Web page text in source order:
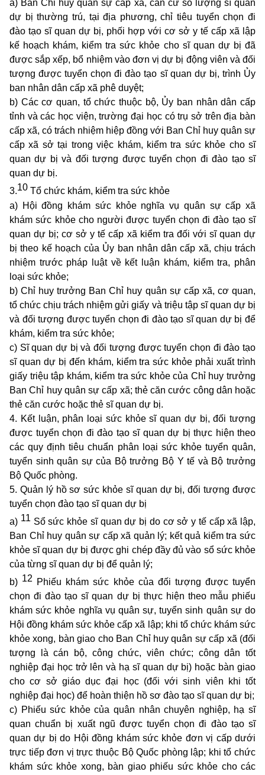
a) Ban Chỉ huy quân sự cấp xã, căn cứ số lượng sĩ quan
dự bị thường trú, tại địa phương, chỉ tiêu tuyển chọn đi
đào tạo sĩ quan dự bị, phối hợp với cơ sở y tế cấp xã lập
kế hoạch khám, kiểm tra sức khỏe cho sĩ quan dự bị đã
được sắp xếp, bổ nhiệm vào đơn vị dự bị động viên và đối
tượng được tuyển chọn đi đào tạo sĩ quan dự bị, trình Ủy
ban nhân dân cấp xã phê duyệt;
b) Các cơ quan, tổ chức thuộc bộ, Ủy ban nhân dân cấp
tỉnh và các học viện, trường đại học có trụ sở trên địa bàn
cấp xã, có trách nhiệm hiệp đồng với Ban Chỉ huy quân sự
cấp xã sở tại trong việc khám, kiểm tra sức khỏe cho sĩ
quan dự bị và đối tượng được tuyển chọn đi đào tạo sĩ
quan dự bị.
3.10 Tổ chức khám, kiểm tra sức khỏe
a) Hội đồng khám sức khỏe nghĩa vụ quân sự cấp xã
khám sức khỏe cho người được tuyển chọn đi đào tạo sĩ
quan dự bị; cơ sở y tế cấp xã kiểm tra đối với sĩ quan dự
bị theo kế hoạch của Ủy ban nhân dân cấp xã, chịu trách
nhiệm trước pháp luật về kết luận khám, kiểm tra, phân
loại sức khỏe;
b) Chỉ huy trưởng Ban Chỉ huy quân sự cấp xã, cơ quan,
tổ chức chịu trách nhiệm gửi giấy và triệu tập sĩ quan dự bị
và đối tượng được tuyển chọn đi đào tạo sĩ quan dự bị để
khám, kiểm tra sức khỏe;
c) Sĩ quan dự bị và đối tượng được tuyển chọn đi đào tạo
sĩ quan dự bị đến khám, kiểm tra sức khỏe phải xuất trình
giấy triệu tập khám, kiểm tra sức khỏe của Chỉ huy trưởng
Ban Chỉ huy quân sự cấp xã; thẻ căn cước công dân hoặc
thẻ căn cước hoặc thẻ sĩ quan dự bị.
4. Kết luận, phân loại sức khỏe sĩ quan dự bị, đối tượng
được tuyển chọn đi đào tạo sĩ quan dự bị thực hiện theo
các quy định tiêu chuẩn phân loại sức khỏe tuyển quân,
tuyển sinh quân sự của Bộ trưởng Bộ Y tế và Bộ trưởng
Bộ Quốc phòng.
5. Quản lý hồ sơ sức khỏe sĩ quan dự bị, đối tượng được
tuyển chọn đào tạo sĩ quan dự bị
a) 11Sổ sức khỏe sĩ quan dự bị do cơ sở y tế cấp xã lập,
Ban Chỉ huy quân sự cấp xã quản lý; kết quả kiểm tra sức
khỏe sĩ quan dự bị được ghi chép đầy đủ vào sổ sức khỏe
của từng sĩ quan dự bị để quản lý;
b) 12 Phiếu khám sức khỏe của đối tượng được tuyển
chọn đi đào tạo sĩ quan dự bị thực hiện theo mẫu phiếu
khám sức khỏe nghĩa vụ quân sự, tuyển sinh quân sự do
Hội đồng khám sức khỏe cấp xã lập; khi tổ chức khám sức
khỏe xong, bàn giao cho Ban Chỉ huy quân sự cấp xã (đối
tượng là cán bộ, công chức, viên chức; công dân tốt
nghiệp đại học trở lên và hạ sĩ quan dự bị) hoặc bàn giao
cho cơ sở giáo dục đại học (đối với sinh viên khi tốt
nghiệp đại học) để hoàn thiện hồ sơ đào tạo sĩ quan dự bị;
c) Phiếu sức khỏe của quân nhân chuyên nghiệp, hạ sĩ
quan chuẩn bị xuất ngũ được tuyển chọn đi đào tạo sĩ
quan dự bị do Hội đồng khám sức khỏe đơn vị cấp dưới
trực tiếp đơn vị trực thuộc Bộ Quốc phòng lập; khi tổ chức
khám sức khỏe xong, bàn giao phiếu sức khỏe cho các